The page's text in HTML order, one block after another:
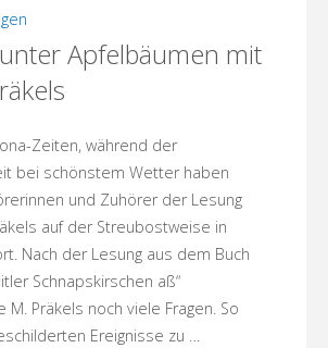
Fritz-
Reuter-
Literaturmuseum"
Apfelbäumen mit
Zeiten, während der
bei schönstem Wetter haben
und Zuhörer der Lesung
auf der Streubostweise in
Nach der Lesung aus dem Buch
Schnapskirschen aß“
Präkels noch viele Fragen. So
Ereignisse zu …